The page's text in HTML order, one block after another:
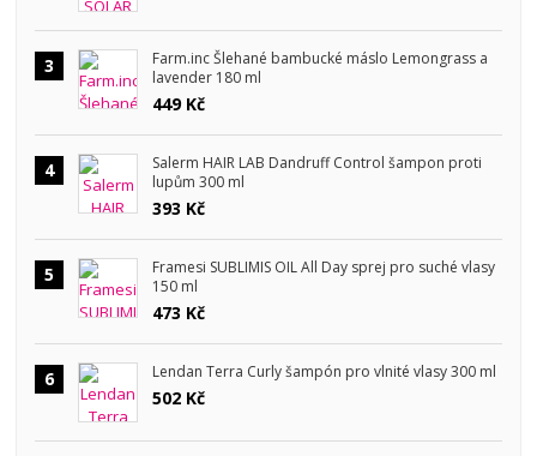
3
Farm.inc Šlehané bambucké máslo Lemongrass a
lavender 180 ml
449 Kč
4
Salerm HAIR LAB Dandruff Control šampon proti
lupům 300 ml
393 Kč
5
Framesi SUBLIMIS OIL All Day sprej pro suché vlasy
150 ml
473 Kč
6 Lendan Terra Curly šampón pro vlnité vlasy 300 ml
502 Kč